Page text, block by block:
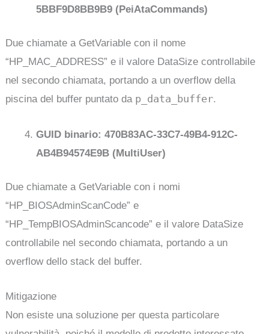
5BBF9D8BB9B9 (PeiAtaCommands)
Due chiamate a GetVariable con il nome
“HP_MAC_ADDRESS” e il valore DataSize controllabile
nel secondo chiamata, portando a un overflow della
piscina del buffer puntato da p_data_buffer.
GUID binario: 470B83AC-33C7-49B4-912C-
AB4B94574E9B (MultiUser)
Due chiamate a GetVariable con i nomi
“HP_BIOSAdminScanCode” e
“HP_TempBIOSAdminScancode” e il valore DataSize
controllabile nel secondo chiamata, portando a un
overflow dello stack del buffer.
Mitigazione
Non esiste una soluzione per questa particolare